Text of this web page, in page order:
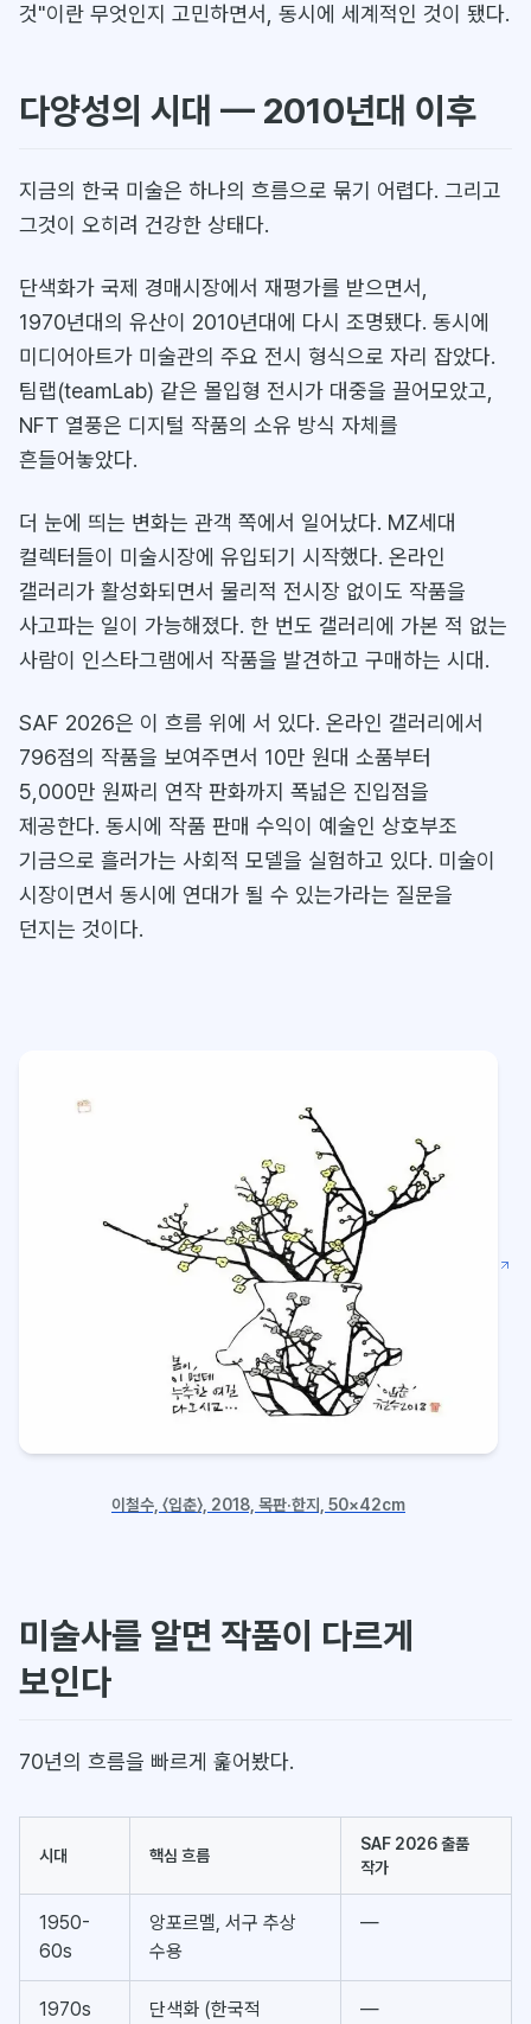
것"이란 무엇인지 고민하면서, 동시에 세계적인 것이 됐다.
다양성의 시대 — 2010년대 이후
지금의 한국 미술은 하나의 흐름으로 묶기 어렵다. 그리고
그것이 오히려 건강한 상태다.
단색화가 국제 경매시장에서 재평가를 받으면서,
1970년대의 유산이 2010년대에 다시 조명됐다. 동시에
미디어아트가 미술관의 주요 전시 형식으로 자리 잡았다.
팀랩(teamLab) 같은 몰입형 전시가 대중을 끌어모았고,
NFT 열풍은 디지털 작품의 소유 방식 자체를
흔들어놓았다.
더 눈에 띄는 변화는 관객 쪽에서 일어났다. MZ세대
컬렉터들이 미술시장에 유입되기 시작했다. 온라인
갤러리가 활성화되면서 물리적 전시장 없이도 작품을
사고파는 일이 가능해졌다. 한 번도 갤러리에 가본 적 없는
사람이 인스타그램에서 작품을 발견하고 구매하는 시대.
SAF 2026은 이 흐름 위에 서 있다. 온라인 갤러리에서
796점의 작품을 보여주면서 10만 원대 소품부터
5,000만 원짜리 연작 판화까지 폭넓은 진입점을
제공한다. 동시에 작품 판매 수익이 예술인 상호부조
기금으로 흘러가는 사회적 모델을 실험하고 있다. 미술이
시장이면서 동시에 연대가 될 수 있는가라는 질문을
던지는 것이다.
이철수, 〈입춘〉, 2018, 목판·한지, 50×42cm
미술사를 알면 작품이 다르게
보인다
70년의 흐름을 빠르게 훑어봤다.
시대 핵심 흐름
SAF 2026 출품
작가
1950-
60s
앙포르멜, 서구 추상
수용
—
1970s
단색화 (한국적
—